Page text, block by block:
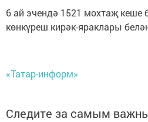
6 ай эчендә 1521 мохтаҗ кеше
көнкүреш кирәк-яраклары
«Татар-информ»
Следите за самым